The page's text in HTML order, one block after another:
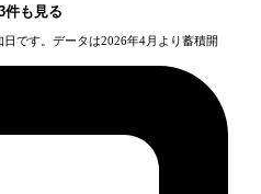
件も見る
です。データは2026年4月より蓄積開